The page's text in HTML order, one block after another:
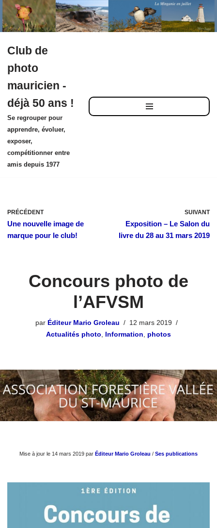
au
contenu
Club de
photo
mauricien -
déjà 50 ans !
Se regrouper pour
apprendre, évoluer,
exposer,
compétitionner entre
amis depuis 1977
PRÉCÉDENT
Une nouvelle image de
marque pour le club!
SUIVANT
Exposition – Le Salon du
livre du 28 au 31 mars 2019
Concours photo de
l’AFVSM
par Éditeur Mario Groleau
12 mars 2019
Actualités photo
Information photos
Mise à jour le 14 mars 2019 par Éditeur Mario Groleau / Ses publications